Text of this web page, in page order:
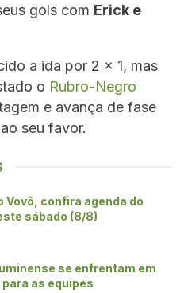
gols com Erick e
a ida por 2 x 1, mas
o Rubro-Negro
e avança de fase
seu favor.
Vovô, confira agenda do
sábado (8/8)
se enfrentam em
as equipes